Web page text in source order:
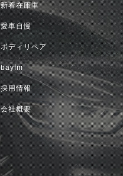
新着在庫車
愛車自慢
ボディリペア
bayfm
採用情報
会社概要